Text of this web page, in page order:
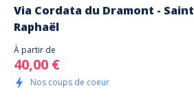
Via Cordata du Dramont - Saint
Raphaël
À partir de
40,00 €
Nos coups de coeur